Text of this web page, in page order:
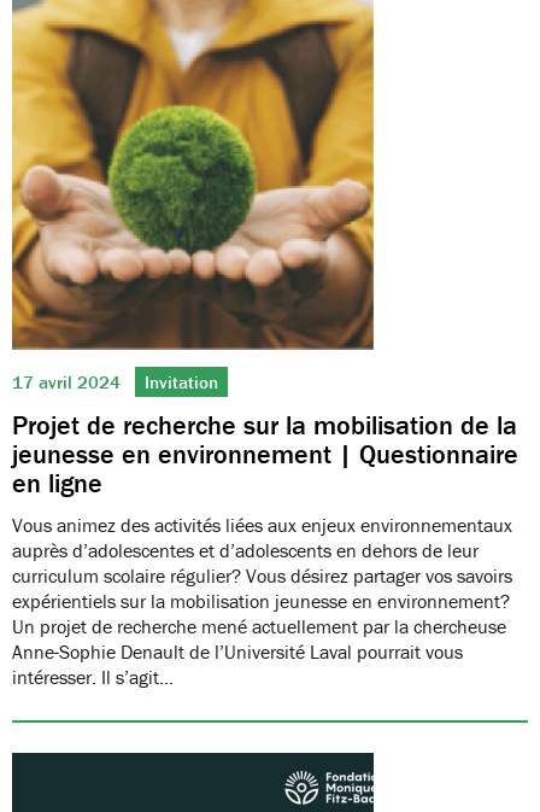
17 avril 2024 Invitation
Projet de recherche sur la mobilisation de la
jeunesse en environnement | Questionnaire
en ligne
Vous animez des activités liées aux enjeux environnementaux
auprès d’adolescentes et d’adolescents en dehors de leur
curriculum scolaire régulier? Vous désirez partager vos savoirs
expérientiels sur la mobilisation jeunesse en environnement?
Un projet de recherche mené actuellement par la chercheuse
Anne-Sophie Denault de l’Université Laval pourrait vous
intéresser. Il s’agit…